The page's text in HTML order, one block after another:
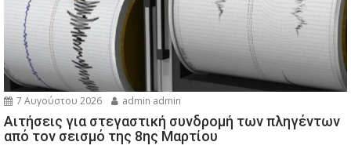
7 Αυγούστου 2026 admin admin
Αιτήσεις για στεγαστική συνδρομή των πληγέντων
από τον σεισμό της 8ης Μαρτίου